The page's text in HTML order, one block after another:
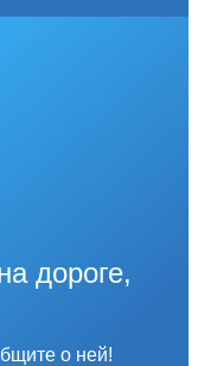
дороге,
о ней!